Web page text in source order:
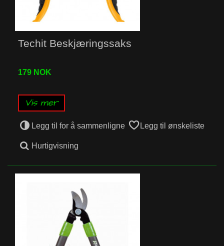
Techit Beskjæringssaks
179 NOK
Vis mer
Legg til for å sammenligne Legg til ønskeliste
Hurtigvisning